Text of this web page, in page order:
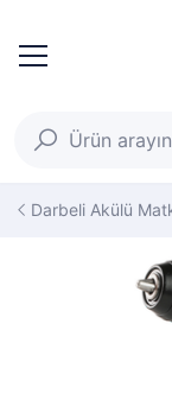
Darbeli Akülü